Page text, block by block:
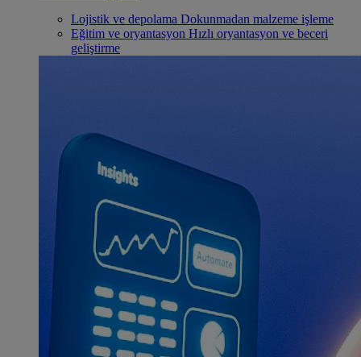
Lojistik ve depolama Dokunmadan malzeme işleme
Eğitim ve oryantasyon Hızlı oryantasyon ve beceri
geliştirme